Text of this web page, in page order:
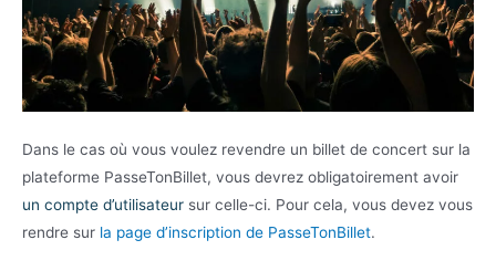
Dans le cas où vous voulez revendre un billet de concert sur la
plateforme PasseTonBillet, vous devrez obligatoirement avoir
un compte d’utilisateur sur celle-ci. Pour cela, vous devez vous
rendre sur la page d’inscription de PasseTonBillet.